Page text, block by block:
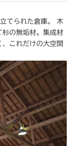
てられた倉庫。 木
の無垢材。集成材
これだけの大空間